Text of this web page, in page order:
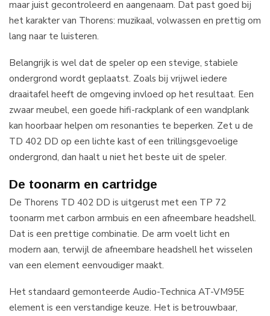
maar juist gecontroleerd en aangenaam. Dat past goed bij
het karakter van Thorens: muzikaal, volwassen en prettig om
lang naar te luisteren.
Belangrijk is wel dat de speler op een stevige, stabiele
ondergrond wordt geplaatst. Zoals bij vrijwel iedere
draaitafel heeft de omgeving invloed op het resultaat. Een
zwaar meubel, een goede hifi-rackplank of een wandplank
kan hoorbaar helpen om resonanties te beperken. Zet u de
TD 402 DD op een lichte kast of een trillingsgevoelige
ondergrond, dan haalt u niet het beste uit de speler.
De toonarm en cartridge
De Thorens TD 402 DD is uitgerust met een TP 72
toonarm met carbon armbuis en een afneembare headshell.
Dat is een prettige combinatie. De arm voelt licht en
modern aan, terwijl de afneembare headshell het wisselen
van een element eenvoudiger maakt.
Het standaard gemonteerde Audio-Technica AT-VM95E
element is een verstandige keuze. Het is betrouwbaar,